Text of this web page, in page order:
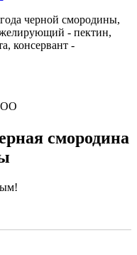
черной смородины,
- пектин,
консервант -
смородина